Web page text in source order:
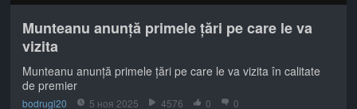
Munteanu anunță primele țări pe care le va
vizita
Munteanu anunță primele țări pe care le va vizita în calitate
de premier
bodrugl20 5 ноя 2025 4576 0 0